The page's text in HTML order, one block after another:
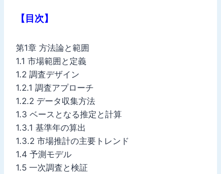
【目次】
第1章 方法論と範囲
1.1 市場範囲と定義
1.2 調査デザイン
1.2.1 調査アプローチ
1.2.2 データ収集方法
1.3 ベースとなる推定と計算
1.3.1 基準年の算出
1.3.2 市場推計の主要トレンド
1.4 予測モデル
1.5 一次調査と検証